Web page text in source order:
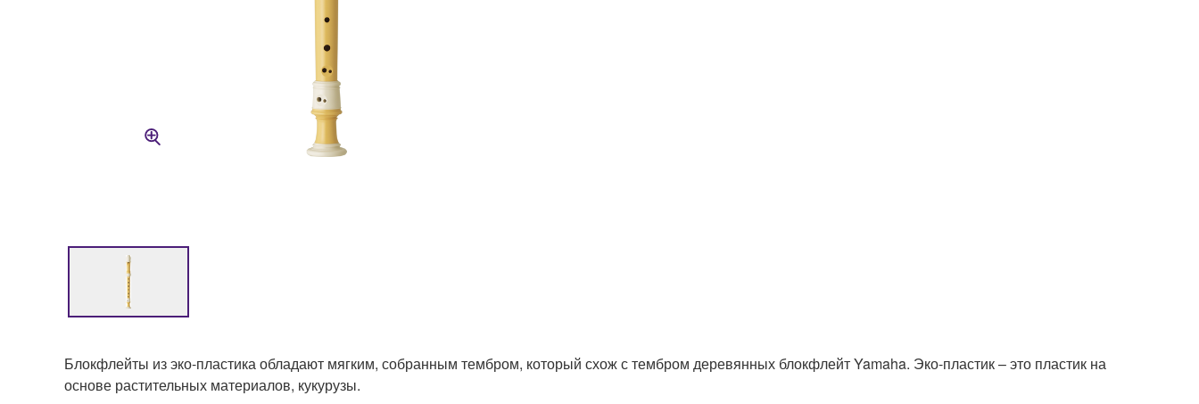
Блокфлейты из эко-пластика обладают мягким, собранным тембром, который схож с тембром деревянных блокфлейт Yamaha. Эко-пластик – это пластик на
основе растительных материалов, кукурузы.